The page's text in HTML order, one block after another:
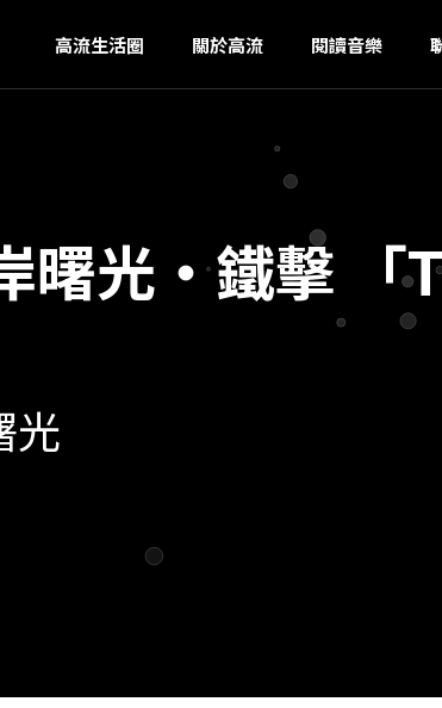
高流生活圈 關於高流 閱讀音樂
曙光・鐵擊 「
光